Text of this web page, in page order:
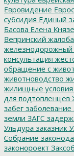
Евровидение
субсидия Единый
Басова Елена
Вепринский жалоба
железнодорожный
консультация
обращение с
животноводство
жилищные условия
для подтопленцев
забег заболевание
земли ЗАГС
Ульдура заказник
Собрание
законороект